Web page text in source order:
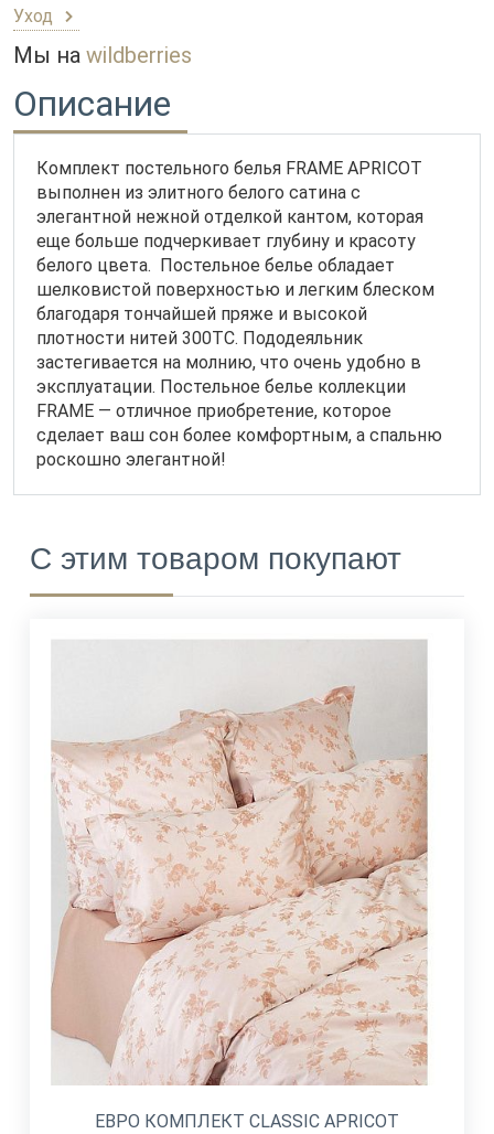
Уход
Мы на wildberries
Описание
Комплект постельного белья FRAME APRICOT
выполнен из элитного белого сатина с
элегантной нежной отделкой кантом, которая
еще больше подчеркивает глубину и красоту
белого цвета. Постельное белье обладает
шелковистой поверхностью и легким блеском
благодаря тончайшей пряже и высокой
плотности нитей 300ТС. Пододеяльник
застегивается на молнию, что очень удобно в
эксплуатации. Постельное белье коллекции
FRAME — отличное приобретение, которое
сделает ваш сон более комфортным, а спальню
роскошно элегантной!
С этим товаром покупают
ЕВРО КОМПЛЕКТ CLASSIC APRICOT